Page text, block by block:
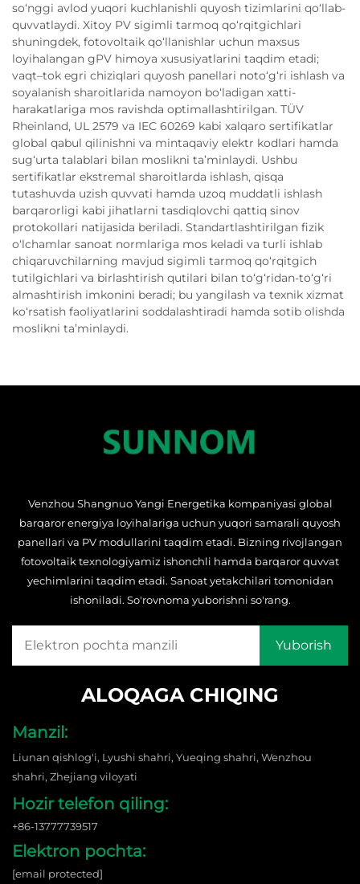
so‘nggi avlod yuqori kuchlanishli quyosh tizimlarini qo‘llab-
quvvatlaydi. Xitoy PV sigimli tarmoq qo‘rqitgichlari
shuningdek, fotovoltaik qo‘llanishlar uchun maxsus
loyihalangan gPV himoya xususiyatlarini taqdim etadi;
vaqt–tok egri chiziqlari quyosh panellari noto‘g‘ri ishlash va
soyalanish sharoitlarida namoyon bo‘ladigan xatti-
harakatlariga mos ravishda optimallashtirilgan. TÜV
Rheinland, UL 2579 va IEC 60269 kabi xalqaro sertifikatlar
global qabul qilinishni va mintaqaviy elektr kodlari hamda
sug‘urta talablari bilan moslikni ta’minlaydi. Ushbu
sertifikatlar ekstremal sharoitlarda ishlash, qisqa
tutashuvda uzish quvvati hamda uzoq muddatli ishlash
barqarorligi kabi jihatlarni tasdiqlovchi qattiq sinov
protokollari natijasida beriladi. Standartlashtirilgan fizik
o‘lchamlar sanoat normlariga mos keladi va turli ishlab
chiqaruvchilarning mavjud sigimli tarmoq qo‘rqitgich
tutilgichlari va birlashtirish qutilari bilan to‘g‘ridan-to‘g‘ri
almashtirish imkonini beradi; bu yangilash va texnik xizmat
ko‘rsatish faoliyatlarini soddalashtiradi hamda sotib olishda
moslikni ta’minlaydi.
Venzhou Shangnuo Yangi Energetika kompaniyasi global
barqaror energiya loyihalariga uchun yuqori samarali quyosh
panellari va PV modullarini taqdim etadi. Bizning rivojlangan
fotovoltaik texnologiyamiz ishonchli hamda barqaror quvvat
yechimlarini taqdim etadi. Sanoat yetakchilari tomonidan
ishoniladi. So'rovnoma yuborishni so'rang.
ALOQAGA CHIQING
Manzil:
Liunan qishlog'i, Lyushi shahri, Yueqing shahri, Wenzhou
shahri, Zhejiang viloyati
Hozir telefon qiling:
+86-13777739517
Elektron pochta:
[email protected]